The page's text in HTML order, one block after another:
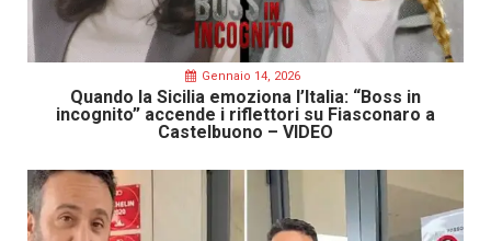
Gennaio 14, 2026
Quando la Sicilia emoziona l’Italia: “Boss in
incognito” accende i riflettori su Fiasconaro a
Castelbuono – VIDEO